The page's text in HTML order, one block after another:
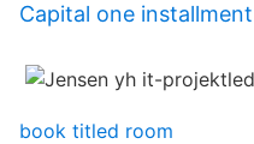
Capital one
book titled room